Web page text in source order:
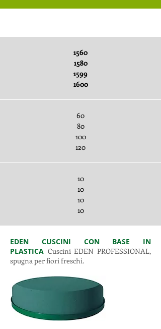
1560
1580
1599
1600
60
80
100
120
10
10
10
10
EDEN CUSCINI CON BASE IN
PLASTICA Cuscini EDEN PROFESSIONAL,
spugna per fiori freschi.